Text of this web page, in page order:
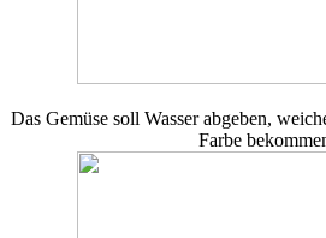
Das Gemüse soll Wasser abgeben,
Farbe